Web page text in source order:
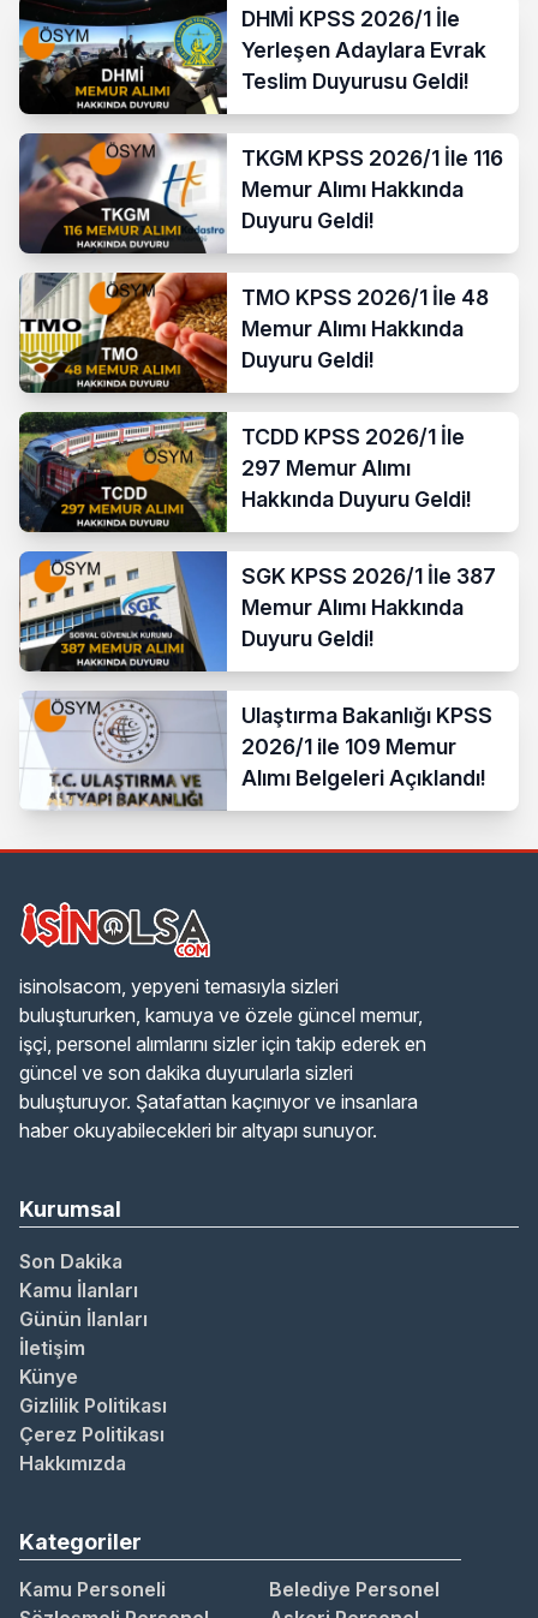
DHMİ KPSS 2026/1 İle
Yerleşen Adaylara Evrak
Teslim Duyurusu Geldi!
TKGM KPSS 2026/1 İle 116
Memur Alımı Hakkında
Duyuru Geldi!
TMO KPSS 2026/1 İle 48
Memur Alımı Hakkında
Duyuru Geldi!
TCDD KPSS 2026/1 İle
297 Memur Alımı
Hakkında Duyuru Geldi!
SGK KPSS 2026/1 İle 387
Memur Alımı Hakkında
Duyuru Geldi!
Ulaştırma Bakanlığı KPSS
2026/1 ile 109 Memur
Alımı Belgeleri Açıklandı!
isinolsacom, yepyeni temasıyla sizleri
buluştururken, kamuya ve özele güncel memur,
işçi, personel alımlarını sizler için takip ederek en
güncel ve son dakika duyurularla sizleri
buluşturuyor. Şatafattan kaçınıyor ve insanlara
haber okuyabilecekleri bir altyapı sunuyor.
Kurumsal
Son Dakika
Kamu İlanları
Günün İlanları
İletişim
Künye
Gizlilik Politikası
Çerez Politikası
Hakkımızda
Kategoriler
Kamu Personeli
Belediye Personel